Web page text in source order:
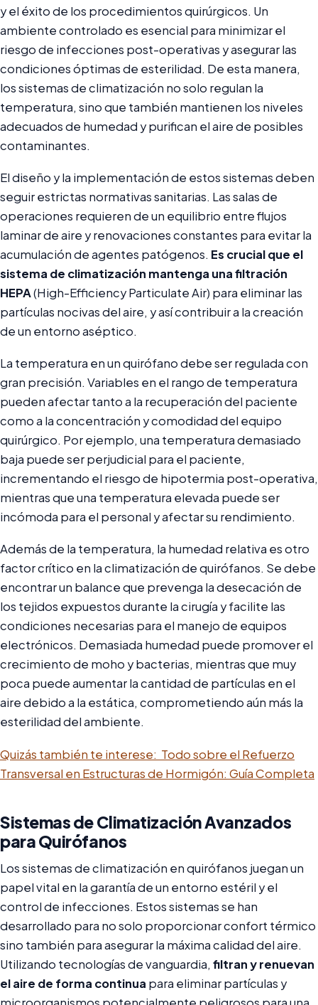
y el éxito de los procedimientos quirúrgicos. Un
ambiente controlado es esencial para minimizar el
riesgo de infecciones post-operativas y asegurar las
condiciones óptimas de esterilidad. De esta manera,
los sistemas de climatización no solo regulan la
temperatura, sino que también mantienen los niveles
adecuados de humedad y purifican el aire de posibles
contaminantes.
El diseño y la implementación de estos sistemas deben
seguir estrictas normativas sanitarias. Las salas de
operaciones requieren de un equilibrio entre flujos
laminar de aire y renovaciones constantes para evitar la
acumulación de agentes patógenos. Es crucial que el
sistema de climatización mantenga una filtración
HEPA(High-Efficiency Particulate Air) para eliminar las
partículas nocivas del aire, y así contribuir a la creación
de un entorno aséptico.
La temperatura en un quirófano debe ser regulada con
gran precisión. Variables en el rango de temperatura
pueden afectar tanto a la recuperación del paciente
como a la concentración y comodidad del equipo
quirúrgico. Por ejemplo, una temperatura demasiado
baja puede ser perjudicial para el paciente,
incrementando el riesgo de hipotermia post-operativa,
mientras que una temperatura elevada puede ser
incómoda para el personal y afectar su rendimiento.
Además de la temperatura, la humedad relativa es otro
factor crítico en la climatización de quirófanos. Se debe
encontrar un balance que prevenga la desecación de
los tejidos expuestos durante la cirugía y facilite las
condiciones necesarias para el manejo de equipos
electrónicos. Demasiada humedad puede promover el
crecimiento de moho y bacterias, mientras que muy
poca puede aumentar la cantidad de partículas en el
aire debido a la estática, comprometiendo aún más la
esterilidad del ambiente.
Quizás también te interese: Todo sobre el Refuerzo
Transversal en Estructuras de Hormigón: Guía Completa
Sistemas de Climatización Avanzados
para Quirófanos
Los sistemas de climatización en quirófanos juegan un
papel vital en la garantía de un entorno estéril y el
control de infecciones. Estos sistemas se han
desarrollado para no solo proporcionar confort térmico
sino también para asegurar la máxima calidad del aire.
Utilizando tecnologías de vanguardia, filtran y renuevan
el aire de forma continua para eliminar partículas y